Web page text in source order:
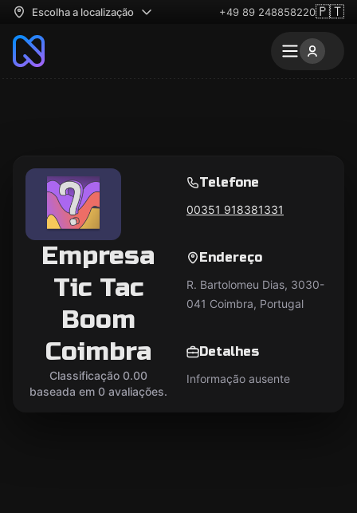
Escolha a localização +49 89 248858220🇵🇹
Empresa
Tic Tac
Boom
Coimbra
Classificação 0.00
baseada em 0 avaliações.
Telefone
00351 918381331
Endereço
R. Bartolomeu Dias, 3030-
041 Coimbra, Portugal
Detalhes
Informação ausente